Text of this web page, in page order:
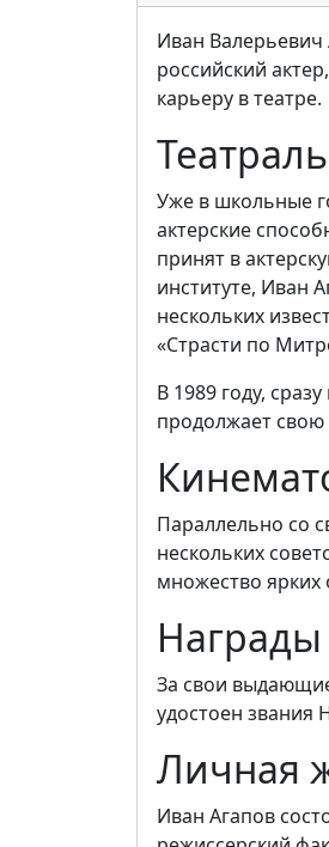
Иван Валерьевич
российский
карьеру в театре.
Уже в школьные
актерские
принят в
институте, Иван
нескольких
«Страсти по
В 1989 году,
продолжает
Параллельно со
нескольких
множество ярких
Награды
За свои
удостоен звания
Личная
Иван Агапов